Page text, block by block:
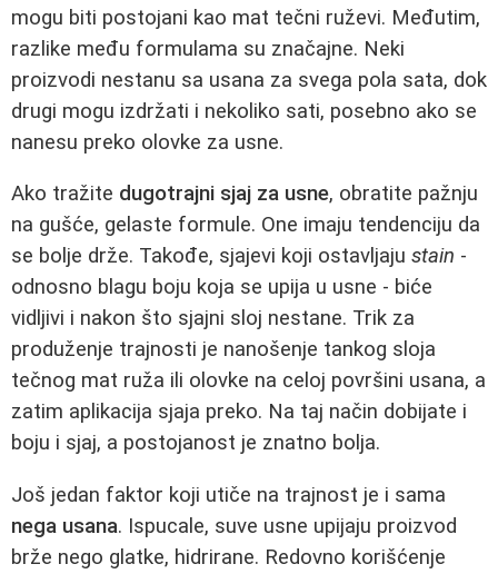
mogu biti postojani kao mat tečni ruževi. Međutim,
razlike među formulama su značajne. Neki
proizvodi nestanu sa usana za svega pola sata, dok
drugi mogu izdržati i nekoliko sati, posebno ako se
nanesu preko olovke za usne.
Ako tražite dugotrajni sjaj za usne, obratite pažnju
na gušće, gelaste formule. One imaju tendenciju da
se bolje drže. Takođe, sjajevi koji ostavljaju stain -
odnosno blagu boju koja se upija u usne - biće
vidljivi i nakon što sjajni sloj nestane. Trik za
produženje trajnosti je nanošenje tankog sloja
tečnog mat ruža ili olovke na celoj površini usana, a
zatim aplikacija sjaja preko. Na taj način dobijate i
boju i sjaj, a postojanost je znatno bolja.
Još jedan faktor koji utiče na trajnost je i sama
nega usana. Ispucale, suve usne upijaju proizvod
brže nego glatke, hidrirane. Redovno korišćenje